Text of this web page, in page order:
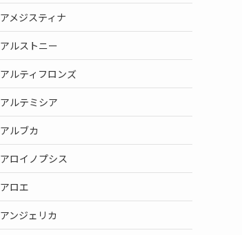
アメジスティナ
アルストニー
アルティフロンズ
アルテミシア
アルブカ
アロイノプシス
アロエ
アンジェリカ